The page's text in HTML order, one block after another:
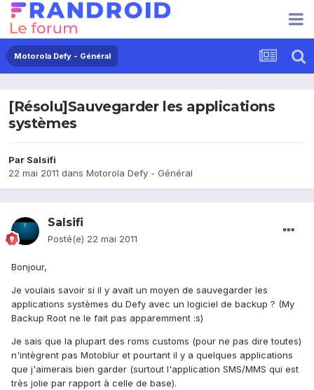
Motorola Defy - Général
[Résolu]Sauvegarder les applications
systèmes
Par Salsifi
22 mai 2011 dans Motorola Defy - Général
Salsifi
Posté(e) 22 mai 2011
Bonjour,
Je voulais savoir si il y avait un moyen de sauvegarder les
applications systèmes du Defy avec un logiciel de backup ? (My
Backup Root ne le fait pas apparemment :s)
Je sais que la plupart des roms customs (pour ne pas dire toutes)
n'intègrent pas Motoblur et pourtant il y a quelques applications
que j'aimerais bien garder (surtout l'application SMS/MMS qui est
très jolie par rapport à celle de base).